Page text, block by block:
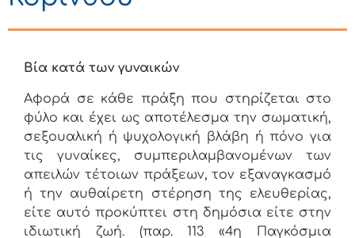
Βία κατά των γυναικών
Αφορά σε κάθε πράξη που στηρίζεται στο
φύλο και έχει ως αποτέλεσμα την σωματική,
σεξουαλική ή ψυχολογική βλάβη ή πόνο για
τις γυναίκες, συμπεριλαμβανομένων των
απειλών τέτοιων πράξεων, τον εξαναγκασμό
ή την αυθαίρετη στέρηση της ελευθερίας,
είτε αυτό προκύπτει στη δημόσια είτε στην
ιδιωτική ζωή. (παρ. 113 «4η Παγκόσμια